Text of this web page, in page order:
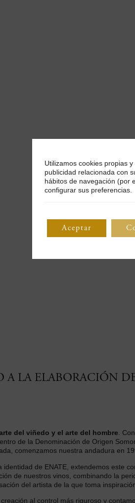
A LA ELABORACIÓN
del viñedo y el arte del hombre .
de la Denominación de Origen
comenzamos nuestra andadura en
de ENATE, extendemos este
de nuestros vinos, combinando la
del artista de la que toma
al control más riguroso y
Utilizamos cookies propias
publicidad relacionada con
hábitos de navegación (por
configurar sus preferencias.
Aceptar